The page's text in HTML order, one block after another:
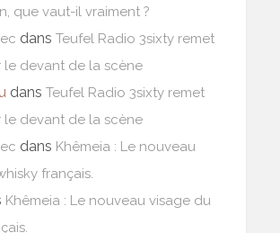
que vaut-il vraiment ?
dansTeufel Radio 3sixty remet
le devant de la scène
dansTeufel Radio 3sixty remet
le devant de la scène
dans Khêmeia : Le nouveau
français.
Khêmeia : Le nouveau visage du